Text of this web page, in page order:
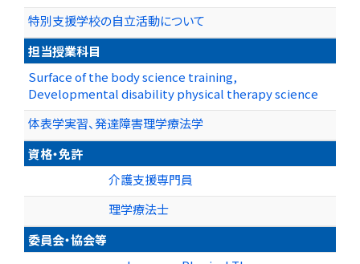
特別支援学校の自立活動について
担当授業科目
Surface of the body science training,
Developmental disability physical therapy science
体表学実習、発達障害理学療法学
資格・免許
介護支援専門員
理学療法士
委員会・協会等